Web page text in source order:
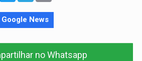
News
no Whatsapp